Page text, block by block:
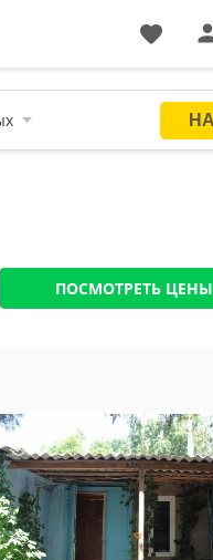
ПОСМОТРЕТЬ ЦЕНЫ